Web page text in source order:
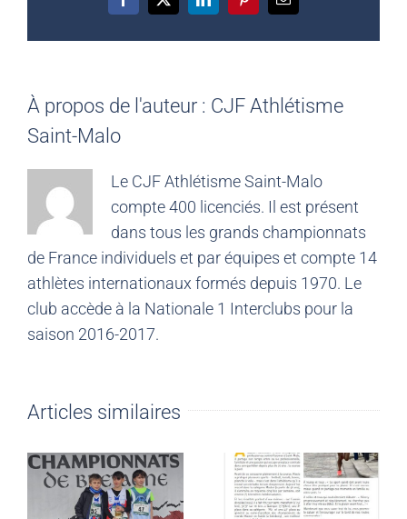
Facebook
X LinkedInPinterestEmail
À propos de l'auteur : CJF Athlétisme
Saint-Malo
Le CJF Athlétisme Saint-Malo
compte 400 licenciés. Il est présent
dans tous les grands championnats
de France individuels et par équipes et compte 14
athlètes internationaux formés depuis 1970. Le
club accède à la Nationale 1 Interclubs pour la
saison 2016-2017.
Articles similaires